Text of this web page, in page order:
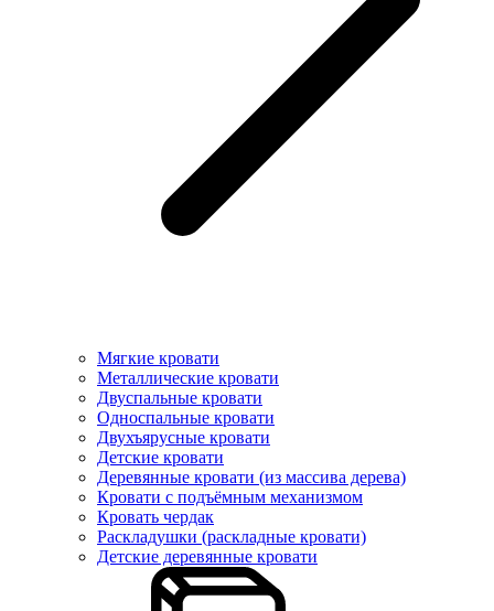
Мягкие кровати
Металлические кровати
Двуспальные кровати
Односпальные кровати
Двухъярусные кровати
Детские кровати
Деревянные кровати (из массива дерева)
Кровати с подъёмным механизмом
Кровать чердак
Раскладушки (раскладные кровати)
Детские деревянные кровати